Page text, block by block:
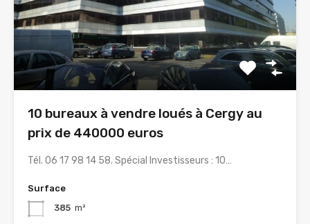
10 bureaux à vendre loués à Cergy au
prix de 440000 euros
Tél. 06 17 98 14 58. Spécial Investisseurs : 10…
Surface
385 m²